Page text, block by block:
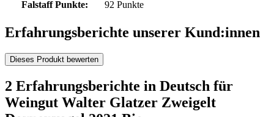
Falstaff Punkte:
92 Punkte
Erfahrungsberichte unserer Kund:innen
Dieses Produkt bewerten
2 Erfahrungsberichte in Deutsch für
Weingut Walter Glatzer Zweigelt